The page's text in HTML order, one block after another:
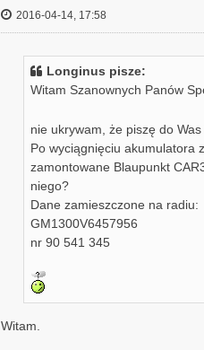
2016-04-14, 17:58
Longinus pisze:
Witam Szanownych Panów
nie ukrywam, że piszę do
Po wyciągnięciu akumulatora
zamontowane Blaupunkt
niego?
Dane zamieszczone na radiu:
GM1300V6457956
nr 90 541 345
Witam.